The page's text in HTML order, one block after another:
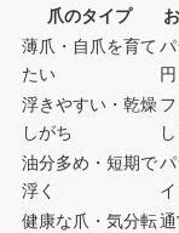
爪のタイプ
薄爪・自爪を育て
たい
円
浮きやすい・乾燥
しがち
し
油分多め・短期で
浮く
健康な爪・気分転